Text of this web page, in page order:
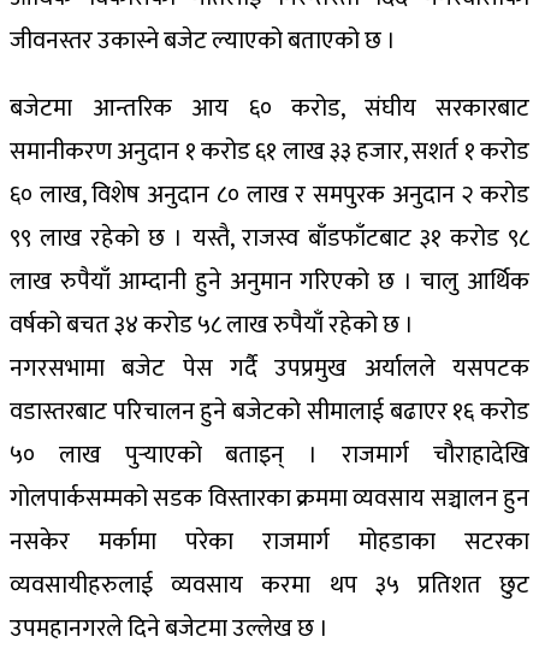
जीवनस्तर उकास्ने बजेट ल्याएको बताएको छ ।
बजेटमा आन्तरिक आय ६० करोड, संघीय सरकारबाट
समानीकरण अनुदान १ करोड ६१ लाख ३३ हजार, सशर्त १ करोड
६० लाख, विशेष अनुदान ८० लाख र समपुरक अनुदान २ करोड
९९ लाख रहेको छ । यस्तै, राजस्व बाँडफाँटबाट ३१ करोड ९८
लाख रुपैयाँ आम्दानी हुने अनुमान गरिएको छ । चालु आर्थिक
वर्षको बचत ३४ करोड ५८ लाख रुपैयाँ रहेको छ ।
नगरसभामा बजेट पेस गर्दै उपप्रमुख अर्यालले यसपटक
वडास्तरबाट परिचालन हुने बजेटको सीमालाई बढाएर १६ करोड
५० लाख पुर्‍याएको बताइन् । राजमार्ग चौराहादेखि
गोलपार्कसम्मको सडक विस्तारका क्रममा व्यवसाय सञ्चालन हुन
नसकेर मर्कामा परेका राजमार्ग मोहडाका सटरका
व्यवसायीहरुलाई व्यवसाय करमा थप ३५ प्रतिशत छुट
उपमहानगरले दिने बजेटमा उल्लेख छ ।